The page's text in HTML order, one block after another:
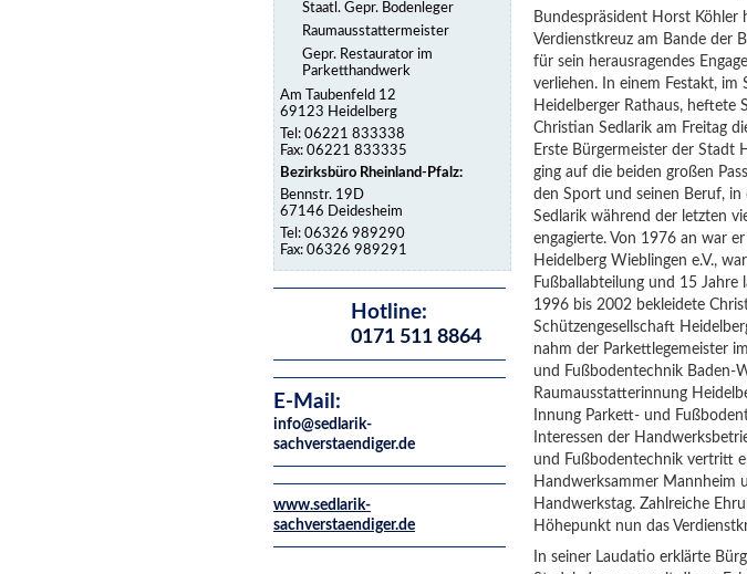
Staatl. Gepr. Bodenleger
Raumausstattermeister
Gepr. Restaurator im
Parketthandwerk
Am Taubenfeld 12
69123 Heidelberg
Tel: 06221 833338
Fax: 06221 833335
Bezirksbüro Rheinland-Pfalz:
Bennstr. 19D
67146 Deidesheim
Tel: 06326 989290
Fax: 06326 989291
Hotline:
0171 511 8864
E-Mail:
info@sedlarik-
sachverstaendiger.de
www.sedlarik-
sachverstaendiger.de
Bundespräsident Horst Köhler
Verdienstkreuz am Bande der
für sein herausragendes
verliehen. In einem Festakt, im
Heidelberger Rathaus, heftete
Christian Sedlarik am Freitag
Erste Bürgermeister der Stadt
ging auf die beiden großen
den Sport und seinen Beruf, in
Sedlarik während der letzten
engagierte. Von 1976 an war
Heidelberg Wieblingen e.V.,
Fußballabteilung und 15 Jahre
1996 bis 2002 bekleidete
Schützengesellschaft
nahm der Parkettlegemeister
und Fußbodentechnik Baden-
Raumausstatterinnung
Innung Parkett- und
Interessen der
und Fußbodentechnik vertritt
Handwerksammer Mannheim
Handwerkstag. Zahlreiche
Höhepunkt nun das
In seiner Laudatio erklärte